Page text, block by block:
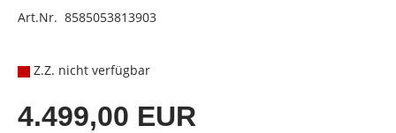
Art.Nr. 8585053813903
Z.Z. nicht verfügbar
4.499,00 EUR